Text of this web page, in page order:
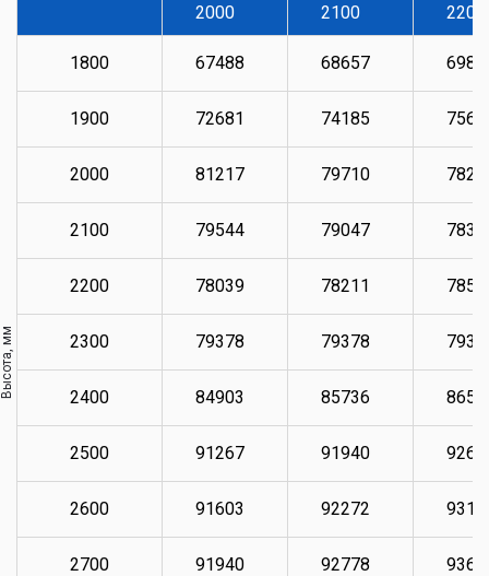
Высота, мм
2000 2100 2200
1800 67488 68657
1900 72681 74185
2000 81217 79710
2100 79544 79047
2200 78039 78211
2300 79378 79378
2400 84903 85736
2500 91267 91940
2600 91603 92272
2700 91940 92778